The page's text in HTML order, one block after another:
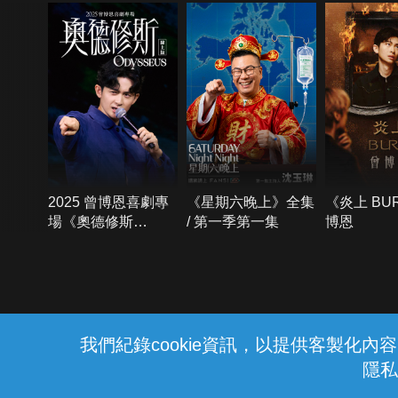
我們紀錄cookie資訊，以提供客製化內
隱
2025 曾博恩喜劇專
場《奧德修斯
《星期六晚上》全集
/ 第一季第一集
《炎上
博恩